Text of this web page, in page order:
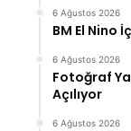
6 Ağustos 2026
BM El Nino
6 Ağustos 2026
Fotoğraf
Açılıyor
6 Ağustos 2026